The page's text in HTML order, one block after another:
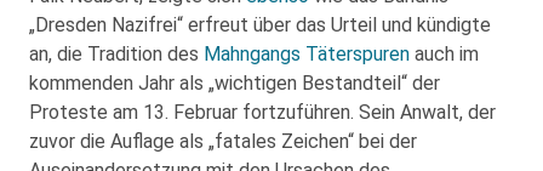
„Dresden Nazifrei“ erfreut über das Urteil und kündigte
an, die Tradition des Mahngangs Täterspuren auch im
kommenden Jahr als „wichtigen Bestandteil“ der
Proteste am 13. Februar fortzuführen. Sein Anwalt, der
zuvor die Auflage als „fatales Zeichen“ bei der